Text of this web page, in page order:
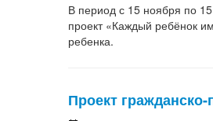
В период с 15 ноября по
проект «Каждый ребёнок
ребенка.
Проект